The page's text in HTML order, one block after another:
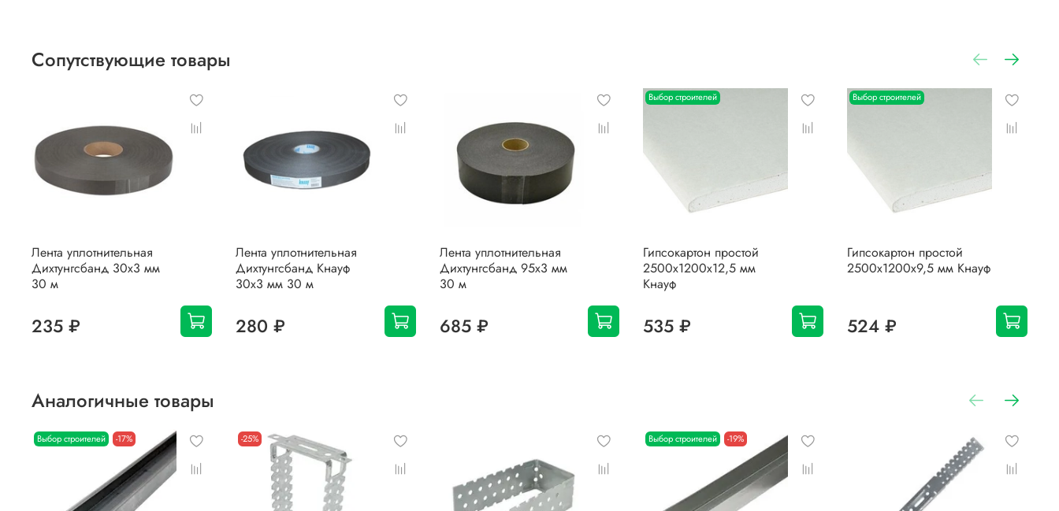
Сопутствующие товары
Лента уплотнительная
Дихтунгсбанд 30х3 мм
30 м
235 ₽
Лента уплотнительная
Дихтунгсбанд Кнауф
30х3 мм 30 м
280 ₽
Лента уплотнительная
Дихтунгсбанд 95х3 мм
30 м
685 ₽
Выбор строителей
Гипсокартон простой
2500х1200х12,5 мм
Кнауф
535 ₽
Выбор строителей
Гипсокартон простой
2500х1200х9,5 мм Кнауф
524 ₽
Аналогичные товары
Выбор строителей -17% -25% Выбор строителей -19%